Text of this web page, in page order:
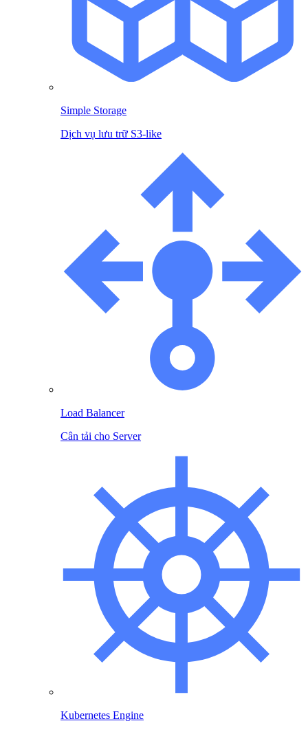
Simple Storage
Dịch vụ lưu trữ S3-like
Load Balancer
Cân tải cho Server
Kubernetes Engine